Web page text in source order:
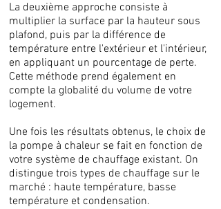
La deuxième approche consiste à
multiplier la surface par la hauteur sous
plafond, puis par la différence de
température entre l'extérieur et l'intérieur,
en appliquant un pourcentage de perte.
Cette méthode prend également en
compte la globalité du volume de votre
logement.
Une fois les résultats obtenus, le choix de
la pompe à chaleur se fait en fonction de
votre système de chauffage existant. On
distingue trois types de chauffage sur le
marché : haute température, basse
température et condensation.